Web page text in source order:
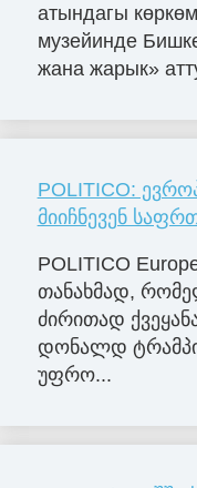
атындагы
музейинде
жана жарык»
POLITICO:
მიიჩნევენ
POLITICO
თანახმად,
ძირითად
დონალდ
უფრო...